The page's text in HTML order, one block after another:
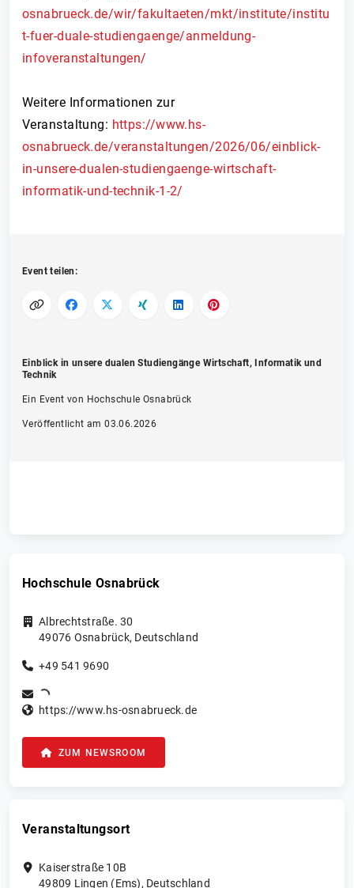
osnabrueck.de/wir/fakultaeten/mkt/institute/institu
t-fuer-duale-studiengaenge/anmeldung-
infoveranstaltungen/
Weitere Informationen zur
Veranstaltung: https://www.hs-
osnabrueck.de/veranstaltungen/2026/06/einblick-
in-unsere-dualen-studiengaenge-wirtschaft-
informatik-und-technik-1-2/
Event teilen:
Einblick in unsere dualen Studiengänge Wirtschaft, Informatik und
Technik
Ein Event von Hochschule Osnabrück
Veröffentlicht am 03.06.2026
Hochschule Osnabrück
Albrechtstraße. 30
49076 Osnabrück, Deutschland
+49 541 9690
https://www.hs-osnabrueck.de
ZUM NEWSROOM
Veranstaltungsort
Kaiserstraße 10B
49809 Lingen (Ems), Deutschland